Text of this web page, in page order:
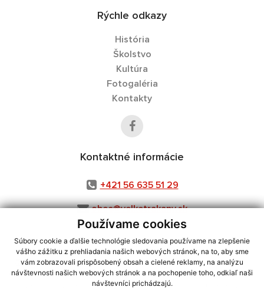
Používame cookies
Súbory cookie a ďalšie technológie sledovania používame na zlepšenie
vášho zážitku z prehliadania našich webových stránok, na to, aby sme
vám zobrazovali prispôsobený obsah a cielené reklamy, na analýzu
návštevnosti našich webových stránok a na pochopenie toho, odkiaľ naši
návštevníci prichádzajú.
Rýchle odkazy
História
Školstvo
Kultúra
Fotogaléria
Kontakty
Kontaktné informácie
+421 56 635 51 29
obec@velketrakany.sk
využite možnosť získavania aktuálnych informácií s využitím RSS
CMS systém (redakčný) systém ECHELON 2,Mapa stránok,web portál
webex.digital, s.r.o.,domény,registrácia domény